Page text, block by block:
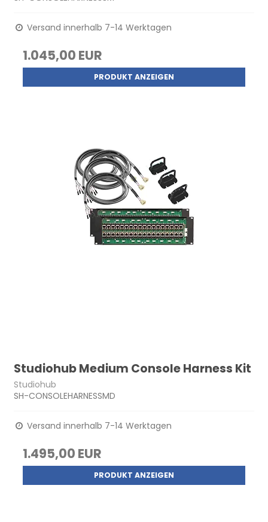
Versand innerhalb 7-14 Werktagen
1.045,00 EUR
PRODUKT ANZEIGEN
Studiohub Medium Console Harness Kit
Studiohub
SH-CONSOLEHARNESSMD
Versand innerhalb 7-14 Werktagen
1.495,00 EUR
PRODUKT ANZEIGEN